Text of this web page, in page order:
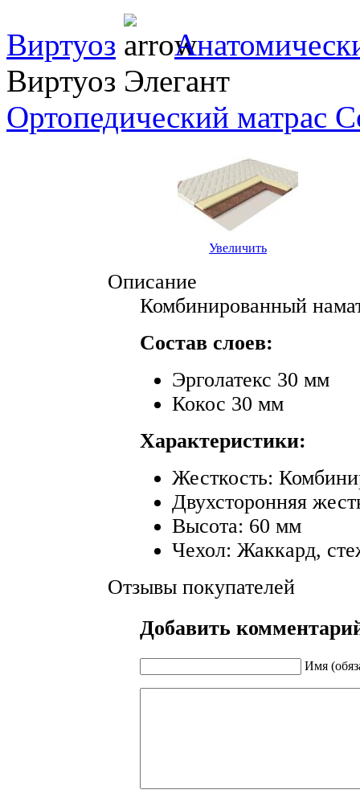
Виртуоз
Виртуоз Элегант
Ортопедический матрас
Увеличить
Описание
Комбинированный
Состав слоев:
Эрголатекс 30 мм
Кокос 30 мм
Характеристики:
Жесткость:
Двухсторонняя
Высота: 60 мм
Чехол: Жаккард,
Отзывы покупателей
Добавить
Имя